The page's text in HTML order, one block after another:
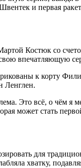
и первая
Костюк со
впечатляющую
к корту
Ленглен.
Это всё, о чём я
может стать
для
хватку,